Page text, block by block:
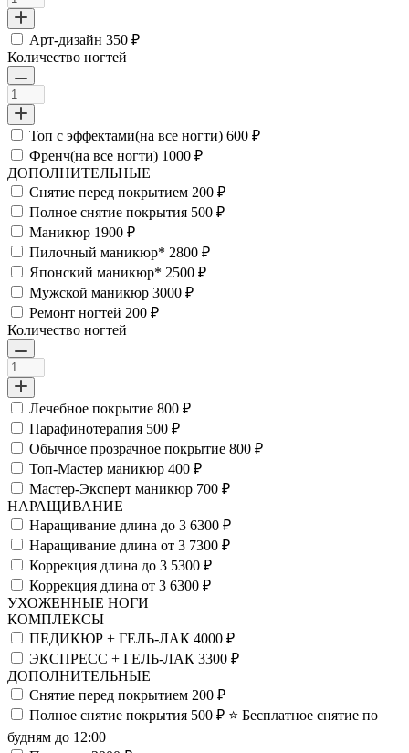
Арт-дизайн 350 ₽
Количество ногтей
Топ с эффектами(на все ногти) 600 ₽
Френч(на все ногти) 1000 ₽
ДОПОЛНИТЕЛЬНЫЕ
Снятие перед покрытием 200 ₽
Полное снятие покрытия 500 ₽
Маникюр 1900 ₽
Пилочный маникюр* 2800 ₽
Японский маникюр* 2500 ₽
Мужской маникюр 3000 ₽
Ремонт ногтей 200 ₽
Количество ногтей
Лечебное покрытие 800 ₽
Парафинотерапия 500 ₽
Обычное прозрачное покрытие 800 ₽
Топ-Мастер маникюр 400 ₽
Мастер-Эксперт маникюр 700 ₽
НАРАЩИВАНИЕ
Наращивание длина до 3 6300 ₽
Наращивание длина от 3 7300 ₽
Коррекция длина до 3 5300 ₽
Коррекция длина от 3 6300 ₽
УХОЖЕННЫЕ НОГИ
КОМПЛЕКСЫ
ПЕДИКЮР + ГЕЛЬ-ЛАК 4000 ₽
ЭКСПРЕСС + ГЕЛЬ-ЛАК 3300 ₽
ДОПОЛНИТЕЛЬНЫЕ
Снятие перед покрытием 200 ₽
Полное снятие покрытия 500 ₽ ⭐️ Бесплатное снятие по
будням до 12:00